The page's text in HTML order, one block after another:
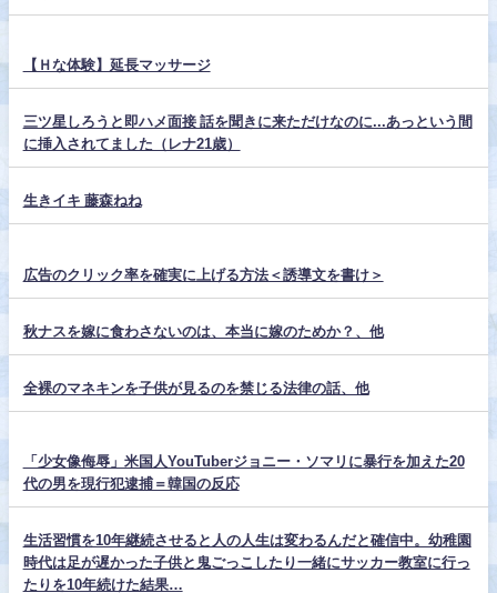
【Ｈな体験】延長マッサージ
三ツ星しろうと即ハメ面接 話を聞きに来ただけなのに...あっという間
に挿入されてました（レナ21歳）
生きイキ 藤森ねね
広告のクリック率を確実に上げる方法＜誘導文を書け＞
秋ナスを嫁に食わさないのは、本当に嫁のためか？、他
全裸のマネキンを子供が見るのを禁じる法律の話、他
「少女像侮辱」米国人YouTuberジョニー・ソマリに暴行を加えた20
代の男を現行犯逮捕＝韓国の反応
生活習慣を10年継続させると人の人生は変わるんだと確信中。幼稚園
時代は足が遅かった子供と鬼ごっこしたり一緒にサッカー教室に行っ
たりを10年続けた結果…